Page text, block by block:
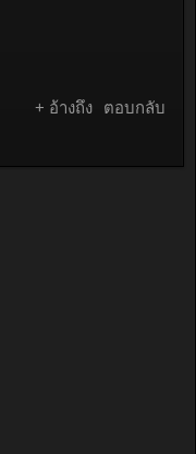
+ อ้างถึง ตอบกลับ